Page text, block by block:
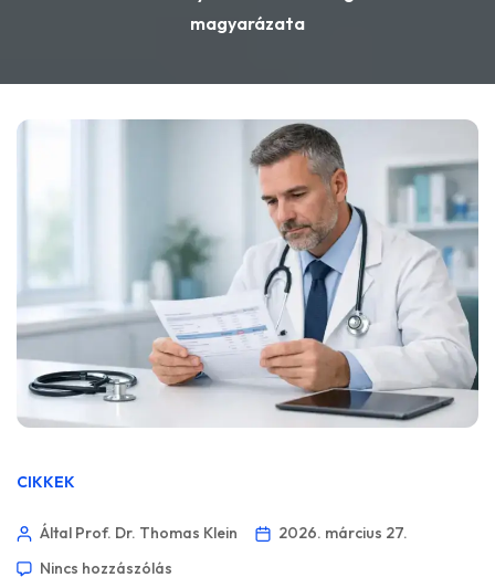
magyarázata
CIKKEK
Által Prof. Dr. Thomas Klein
2026. március 27.
Nincs hozzászólás